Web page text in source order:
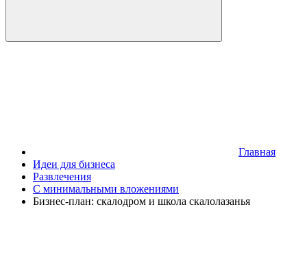
Главная
Идеи для бизнеса
Развлечения
С минимальными вложениями
Бизнес-план: скалодром и школа скалолазанья